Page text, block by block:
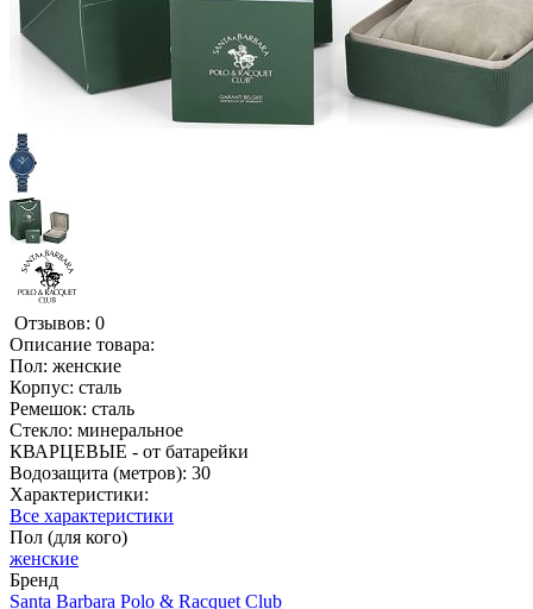
Отзывов: 0
Описание товара:
Пол: женские
Корпус: сталь
Ремешок: сталь
Стекло: минеральное
КВАРЦЕВЫЕ - от батарейки
Водозащита (метров): 30
Характеристики:
Все характеристики
Пол (для кого)
женские
Бренд
Santa Barbara Polo & Racquet Club